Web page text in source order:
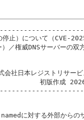
止）について（CVE-
／権威DNSサーバーの双
日本レジストリサー
初版作成
に対する外部からの